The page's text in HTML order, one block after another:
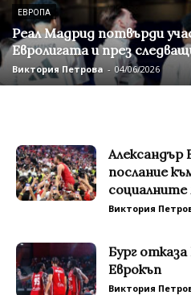
ЕВРОПА
Реал Мадрид потвърди
Евролигата и през
Виктория Петрова - 04/06/2026
Александър
послание
Виктория
Бург
Еврокъп
Виктория